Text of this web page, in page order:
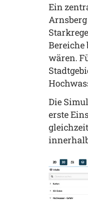
Ein
wären.
Die
erste